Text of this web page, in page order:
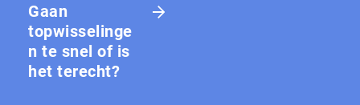
Gaan
topwisselinge
n te snel of is
het terecht?